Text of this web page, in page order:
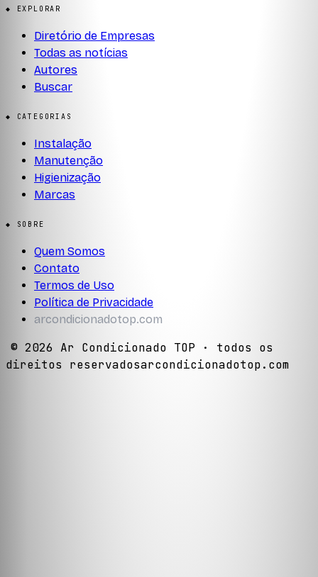
◆ EXPLORAR
Diretório de Empresas
Todas as notícias
Autores
Buscar
◆ CATEGORIAS
Instalação
Manutenção
Higienização
Marcas
◆ SOBRE
Quem Somos
Contato
Termos de Uso
Política de Privacidade
arcondicionadotop.com
© 2026 Ar Condicionado TOP · todos os
direitos reservadosarcondicionadotop.com